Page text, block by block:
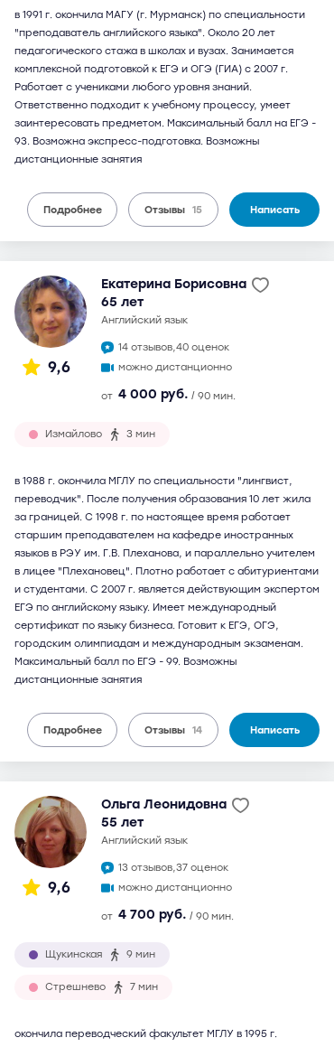
в 1991 г. окончила МАГУ (г. Мурманск) по специальности
"преподаватель английского языка". Около 20 лет
педагогического стажа в школах и вузах. Занимается
комплексной подготовкой к ЕГЭ и ОГЭ (ГИА) с 2007 г.
Работает с учениками любого уровня знаний.
Ответственно подходит к учебному процессу, умеет
заинтересовать предметом. Максимальный балл на ЕГЭ -
93. Возможна экспресс-подготовка. Возможны
дистанционные занятия
Подробнее Отзывы 15 Написать
9,6
Екатерина Борисовна
65 лет
английский язык
14 отзывов,40 оценок
можно дистанционно
от 4 000 руб. / 90 мин.
Измайлово 3 мин
в 1988 г. окончила МГЛУ по специальности "лингвист,
переводчик". После получения образования 10 лет жила
за границей. С 1998 г. по настоящее время работает
старшим преподавателем на кафедре иностранных
языков в РЭУ им. Г.В. Плеханова, и параллельно учителем
в лицее "Плехановец". Плотно работает с абитуриентами
и студентами. С 2007 г. является действующим экспертом
ЕГЭ по английскому языку. Имеет международный
сертификат по языку бизнеса. Готовит к ЕГЭ, ОГЭ,
городским олимпиадам и международным экзаменам.
Максимальный балл по ЕГЭ - 99. Возможны
дистанционные занятия
Подробнее Отзывы 14 Написать
9,6
Ольга Леонидовна
55 лет
английский язык
13 отзывов,37 оценок
можно дистанционно
от 4 700 руб. / 90 мин.
Щукинская 9 мин
Стрешнево 7 мин
окончила переводческий факультет МГЛУ в 1995 г.